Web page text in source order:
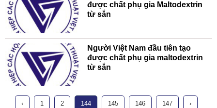
được chất phụ gia Maltodextrin
từ sắn
Người Việt Nam đầu tiên tạo
được chất phụ gia maltodextrin
từ sắn
‹ 1 2 144 145 146 147 ›